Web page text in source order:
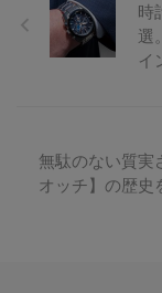
時
選
イ
無駄のない質実
オッチ】の歴史